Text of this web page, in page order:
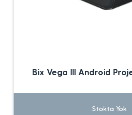
Bix Vega III Android
Stokta Yok